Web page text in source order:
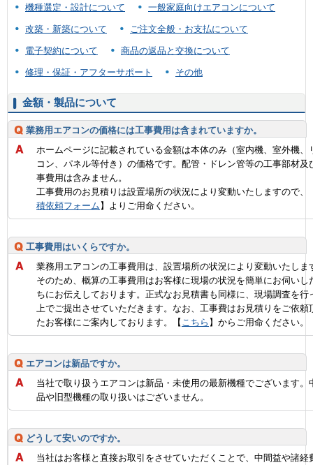
機種選定・設計について 一般家庭向けエアコンについて
改築・新築について ご注文全般・お支払について
電子契約について 商品の返品と交換について
修理・保証・アフターサポート その他
金額・製品について
業務用エアコンの価格には工事費用は含まれていますか。
ホームページに記載されている金額は本体のみ（室内機、室外機、
コン、パネル等付き）の価格です。配管・ドレン管等の工事部材及
事費用は含みません。
工事費用のお見積りは設置場所の状況により変動いたしますので、
積依頼フォーム】よりご用命ください。
工事費用はいくらですか。
業務用エアコンの工事費用は、設置場所の状況により変動いたしま
そのため、概算の工事費用はお客様に現場の状況を簡単にお伺いし
ちにお伝えしております。正式なお見積書も同様に、現場調査を行
上でご提出させていただきます。なお、工事費はお見積りをご依頼
たお客様にご案内しております。【 こちら 】からご用命ください。
エアコンは新品ですか。
当社で取り扱うエアコンは新品・未使用の最新機種でございます。
品や旧型機種の取り扱いはございません。
どうして安いのですか。
当社はお客様と直接お取引をさせていただくことで、中間益や諸経